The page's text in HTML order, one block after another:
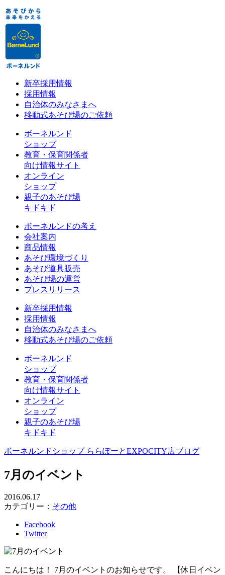
新卒採用情報
採用情報
自治体のみなさまへ
移動式あそび場のご依頼
ボーネルンド
ショップ
教育・保育関係者
向け情報サイト
オンライン
ショップ
親子のあそび場
キドキド
ボーネルンドの考え
会社案内
商品情報
あそび環境づくり
あそび道具販売
あそび場の運営
プレスリリース
新卒採用情報
採用情報
自治体のみなさまへ
移動式あそび場のご依頼
ボーネルンド
ショップ
教育・保育関係者
向け情報サイト
オンライン
ショップ
親子のあそび場
キドキド
ボーネルンドショップ ららぽーとEXPOCITY店ブログ
7月のイベント
2016.06.17
カテゴリー： その他
Facebook
Twitter
こんにちは！ 7月のイベントのお知らせです。 【休日イベン